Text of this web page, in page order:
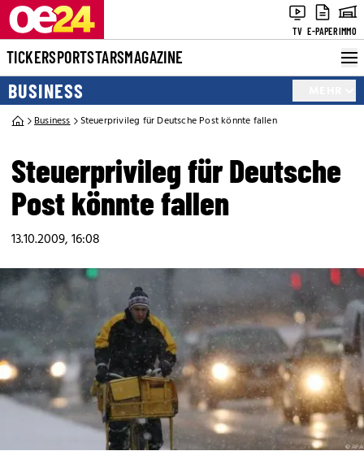
TV E-PAPERIMMO
TICKERSPORTSTARSMAGAZINE
BUSINESS
Business Steuerprivileg für Deutsche Post könnte fallen
Steuerprivileg für Deutsche
Post könnte fallen
13.10.2009, 16:08